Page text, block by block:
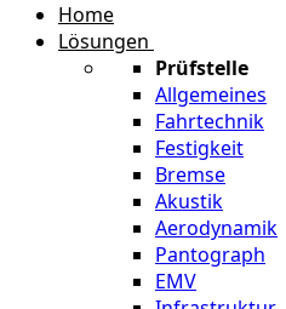
Home
Lösungen
Prüfstelle
Allgemeines
Fahrtechnik
Festigkeit
Bremse
Akustik
Aerodynamik
Pantograph
EMV